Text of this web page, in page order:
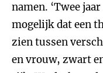
namen. ‘Twee
mogelijk dat een
zien tussen
en vrouw, zwart